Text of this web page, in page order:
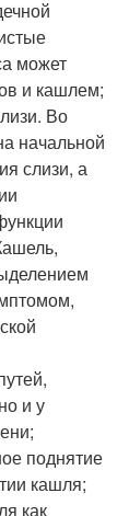
может
и кашлем;
Во
начальной
слизи, а
и у
поднятие
кашля;
как